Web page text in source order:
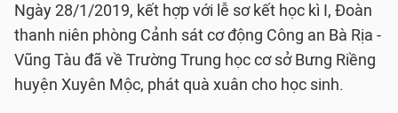
Ngày 28/1/2019, kết hợp với lễ sơ kết học kì I, Đoàn
thanh niên phòng Cảnh sát cơ động Công an Bà Rịa -
Vũng Tàu đã về Trường Trung học cơ sở Bưng Riềng
huyện Xuyên Mộc, phát quà xuân cho học sinh.